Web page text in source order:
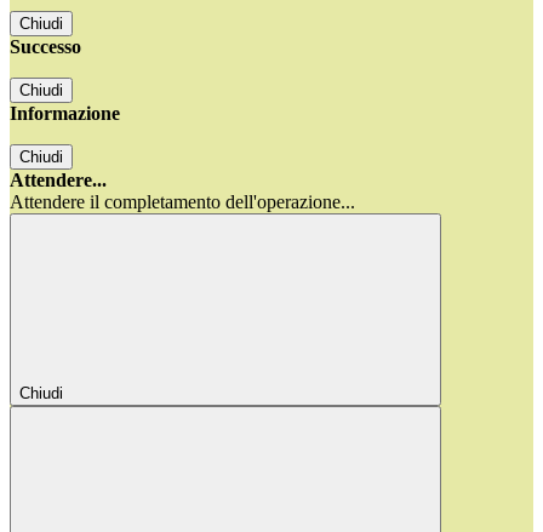
Chiudi
Successo
Chiudi
Informazione
Chiudi
Attendere...
Attendere il completamento dell'operazione...
Chiudi